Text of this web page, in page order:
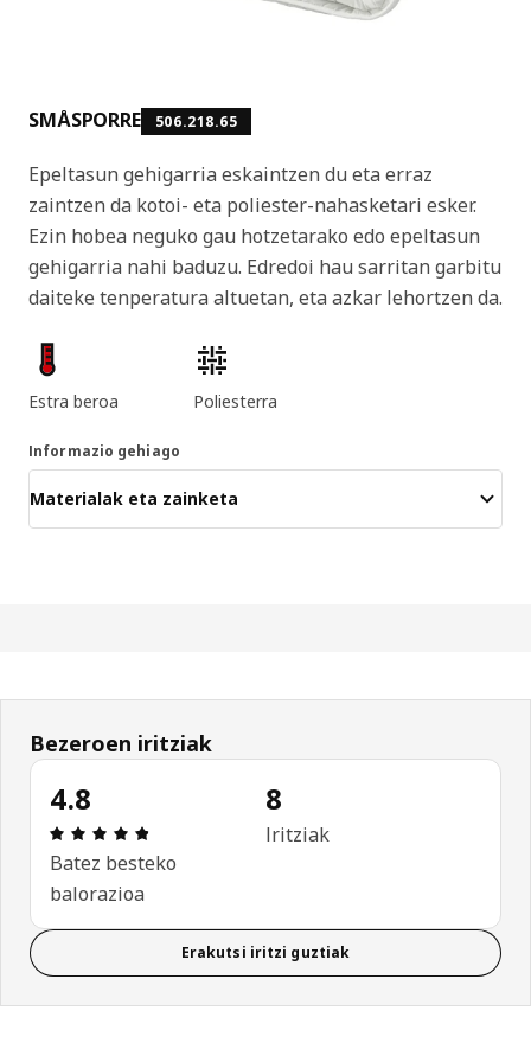
SMÅSPORRE 506.218.65
Epeltasun gehigarria eskaintzen du eta erraz
zaintzen da kotoi- eta poliester-nahasketari esker.
Ezin hobea neguko gau hotzetarako edo epeltasun
gehigarria nahi baduzu. Edredoi hau sarritan garbitu
daiteke tenperatura altuetan, eta azkar lehortzen da.
Produktuaren ezaugarriak
Estra beroa Poliesterra
Informazio gehiago
Materialak eta zainketa
Bezeroen iritziak
4.8
Aipamena: 4.8 / 5 izar. Berrikuspen osoak: 8
Batez besteko
balorazioa
8
Iritziak
Erakutsi iritzi guztiak